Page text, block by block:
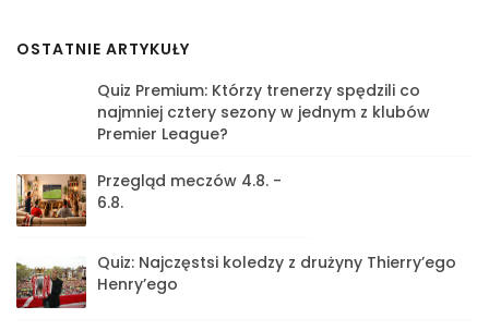
OSTATNIE ARTYKUŁY
Quiz Premium: Którzy trenerzy spędzili co
najmniej cztery sezony w jednym z klubów
Premier League?
Przegląd meczów 4.8. -
6.8.
Quiz: Najczęstsi koledzy z drużyny Thierry’ego
Henry’ego